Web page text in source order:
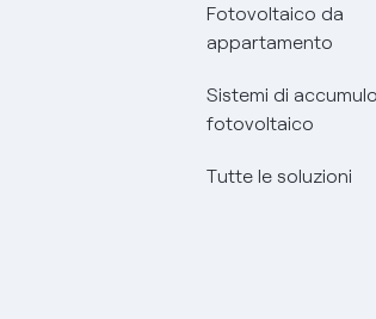
Fotovoltaico da
appartamento
Sistemi di
fotovoltaico
Tutte le soluzioni